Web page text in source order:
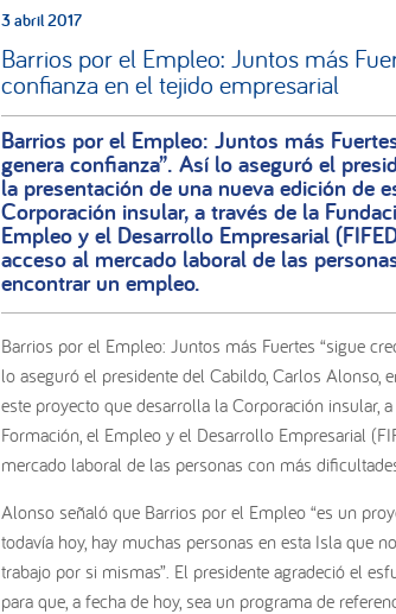
3 abril 2017
Barrios por el Empleo: Juntos más
confianza en el tejido empresarial
Barrios por el Empleo: Juntos más
genera confianza”. Así lo aseguró el
la presentación de una nueva edición de
Corporación insular, a través de la
Empleo y el Desarrollo Empresarial
acceso al mercado laboral de las
encontrar un empleo.
Barrios por el Empleo: Juntos más Fuertes “sigue
lo aseguró el presidente del Cabildo, Carlos Alonso,
este proyecto que desarrolla la Corporación insular,
Formación, el Empleo y el Desarrollo Empresarial
mercado laboral de las personas con más
Alonso señaló que Barrios por el Empleo “es un
todavía hoy, hay muchas personas en esta Isla que
trabajo por si mismas”. El presidente agradeció el
para que, a fecha de hoy, sea un programa de